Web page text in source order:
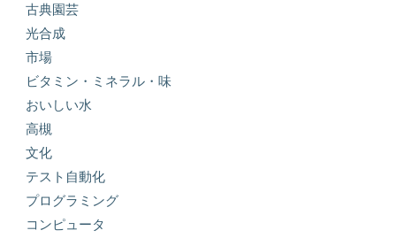
古典園芸
光合成
市場
ビタミン・ミネラル・味
おいしい水
高槻
文化
テスト自動化
プログラミング
コンピュータ